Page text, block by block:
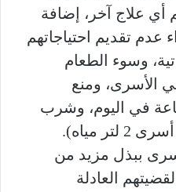
أي علاج آخر، إضافة
عدم تقديم احتياجاتهم
وسوء الطعام
الأسرى، ومنع
في اليوم، وشرب
المياه فقط (لكل عشرة أسرى 2 لتر مياه).
ببذل مزيد من
العادلة